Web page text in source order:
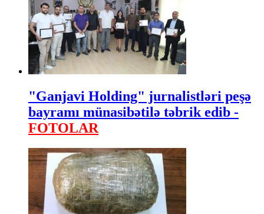
"Ganjavi Holding" jurnalistləri peşə
bayramı münasibətilə təbrik edib -
FOTOLAR